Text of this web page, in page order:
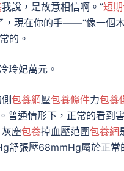
我說，是故意相信啊。”短
現在你的手——“像一個木
的。
玲妃萬元。
包養網壓包養條件力包養
普通情形下，正常的看到
塵包養掉血壓范圍包養網
舒張壓68mmHg屬於正常